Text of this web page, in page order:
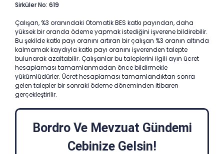
Sirküler No: 619
Çalışan, %3 oranındaki Otomatik BES katkı payından, daha
yüksek bir oranda ödeme yapmak istediğini işverene bildirebilir.
Bu şekilde katkı payı oranını artıran bir çalışan %3 oranın altında
kalmamak kaydıyla katkı payı oranını işverenden talepte
bulunarak azaltabilir. Çalışanlar bu taleplerini ilgili ayın ücret
hesaplaması tamamlanmadan önce bildirmekle
yükümlüdürler. Ücret hesaplaması tamamlandıktan sonra
gelen talepler bir sonraki ödeme döneminden itibaren
gerçekleştirilir.
Bordro Ve Mevzuat Gündemi
Cebinize Gelsin!